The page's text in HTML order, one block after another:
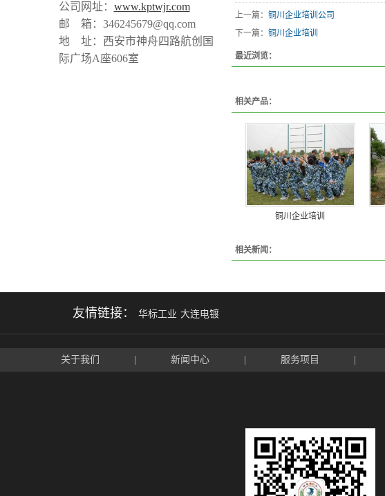
公司网址： www.kptwjr.com
邮 箱：346245679@qq.com
地 址：西安市神舟四路航创国
际广场A座606室
上一篇： 铜川企业培训公司
下一篇： 铜川企业培训
最近浏览：
相关产品：
铜川企业培训
相关新闻：
友情链接： 华标工业 大连电镀
关于我们 新闻中心 服务项目